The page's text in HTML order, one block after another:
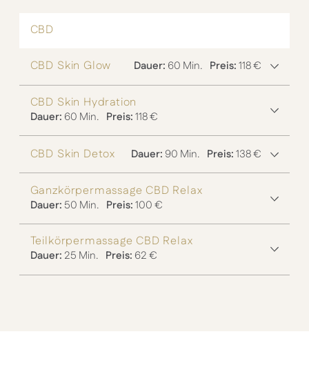
CBD
CBD Skin Glow Dauer: 60 Min. Preis: 118 €
CBD Skin Hydration
Dauer: 60 Min. Preis:118 €
CBD Skin Detox Dauer: 90 Min. Preis: 138 €
Ganzkörpermassage CBD Relax
Dauer: 50 Min. Preis:100 €
Teilkörpermassage CBD Relax
Dauer: 25 Min. Preis: 62 €